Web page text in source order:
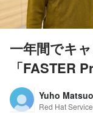
一年間でキ
「FASTER
Yuho Matsuo
Red Hat